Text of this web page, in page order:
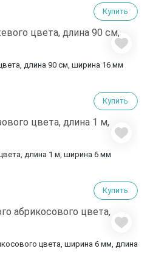
Купить
длина 90 см, ширина 16 мм
Купить
длина 1 м, ширина 6 мм
Купить
цвета, ширина 6 мм, длина